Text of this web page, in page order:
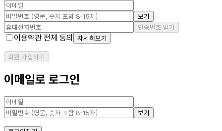
보기
인증번호 받기
이용약관 전체 동의 자세히보기
회원 가입하기
이메일로 로그인
보기